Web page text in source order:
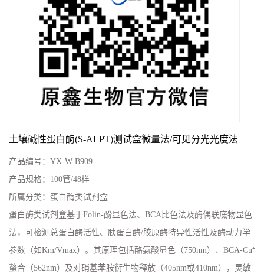
土壤碱性蛋白酶(S-ALPT)测试盒微量法/可见分光光度法
产品编号： YX-W-B909
产品规格： 100管/48样
所属分类： 蛋白酶类试剂盒
蛋白酶类试剂盒基于Folin-酚显色法、BCA比色法及酶偶联底物显色
法，可检测总蛋白酶活性、胰蛋白酶/胶原酶特异性活性及酶动力学
参数（如Km/Vmax）。其原理包括酪氨酸显色（750nm）、BCA-Cu⁺
螯合（562nm）及对硝基苯胺衍生物释放（405nm或410nm），灵敏